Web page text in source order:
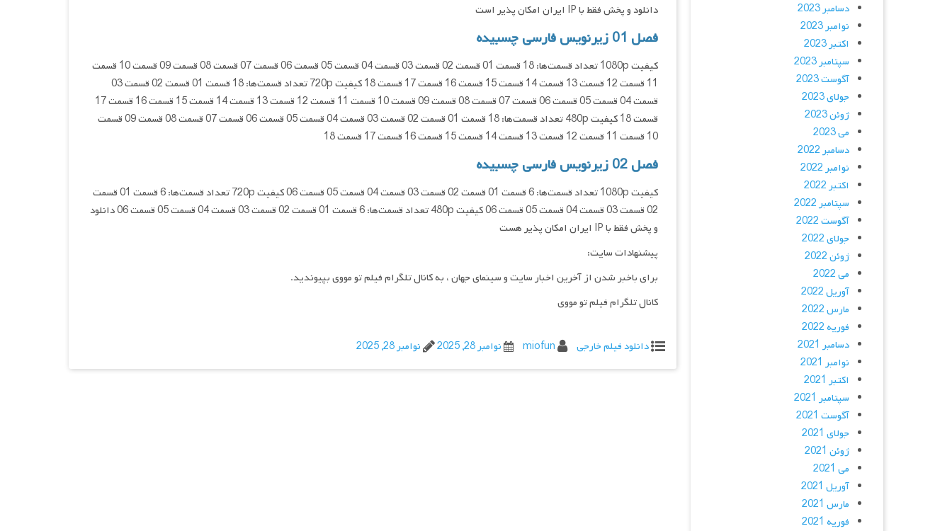
دانلود و پخش فقط با IP ایران امکان پذیر است
فصل 01 زیرنویس فارسی چسبیده
کیفیت 1080p تعداد قسمت‌ها: 18 قسمت 01 قسمت 02 قسمت 03 قسمت 04 قسمت 05 قسمت 06 قسمت 07 قسمت 08 قسمت 09 قسمت 10 قسمت
11 قسمت 12 قسمت 13 قسمت 14 قسمت 15 قسمت 16 قسمت 17 قسمت 18 کیفیت 720p تعداد قسمت‌ها: 18 قسمت 01 قسمت 02 قسمت 03
قسمت 04 قسمت 05 قسمت 06 قسمت 07 قسمت 08 قسمت 09 قسمت 10 قسمت 11 قسمت 12 قسمت 13 قسمت 14 قسمت 15 قسمت 16 قسمت 17
قسمت 18 کیفیت 480p تعداد قسمت‌ها: 18 قسمت 01 قسمت 02 قسمت 03 قسمت 04 قسمت 05 قسمت 06 قسمت 07 قسمت 08 قسمت 09 قسمت
10 قسمت 11 قسمت 12 قسمت 13 قسمت 14 قسمت 15 قسمت 16 قسمت 17 قسمت 18
فصل 02 زیرنویس فارسی چسبیده
کیفیت 1080p تعداد قسمت‌ها: 6 قسمت 01 قسمت 02 قسمت 03 قسمت 04 قسمت 05 قسمت 06 کیفیت 720p تعداد قسمت‌ها: 6 قسمت 01 قسمت
02 قسمت 03 قسمت 04 قسمت 05 قسمت 06 کیفیت 480p تعداد قسمت‌ها: 6 قسمت 01 قسمت 02 قسمت 03 قسمت 04 قسمت 05 قسمت 06 دانلود
و پخش فقط با IP ایران امکان پذیر هست
پیشنهادات سایت:
برای باخبر شدن از آخرین اخبار سایت و سینمای جهان ، به کانال تلگرام فیلم تو مووی بپیوندید.
کانال تلگرام فیلم تو مووی
دانلود فیلم خارجی miofun نوامبر 28, 2025 نوامبر 28, 2025
دسامبر 2023
نوامبر 2023
اکتبر 2023
سپتامبر 2023
آگوست 2023
جولای 2023
ژوئن 2023
می 2023
دسامبر 2022
نوامبر 2022
اکتبر 2022
سپتامبر 2022
آگوست 2022
جولای 2022
ژوئن 2022
می 2022
آوریل 2022
مارس 2022
فوریه 2022
دسامبر 2021
نوامبر 2021
اکتبر 2021
سپتامبر 2021
آگوست 2021
جولای 2021
ژوئن 2021
می 2021
آوریل 2021
مارس 2021
فوریه 2021